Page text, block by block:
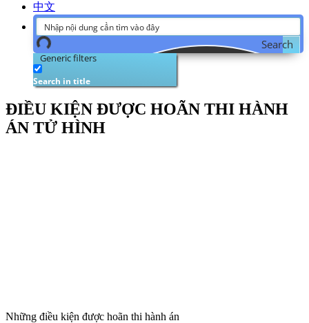
中文
Search
Generic filters
Search in title
ĐIỀU KIỆN ĐƯỢC HOÃN THI HÀNH
ÁN TỬ HÌNH
Những điều kiện được hoãn thi hành án